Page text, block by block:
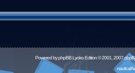
Powered byphpBBLyoko Edition © 2001, 2007